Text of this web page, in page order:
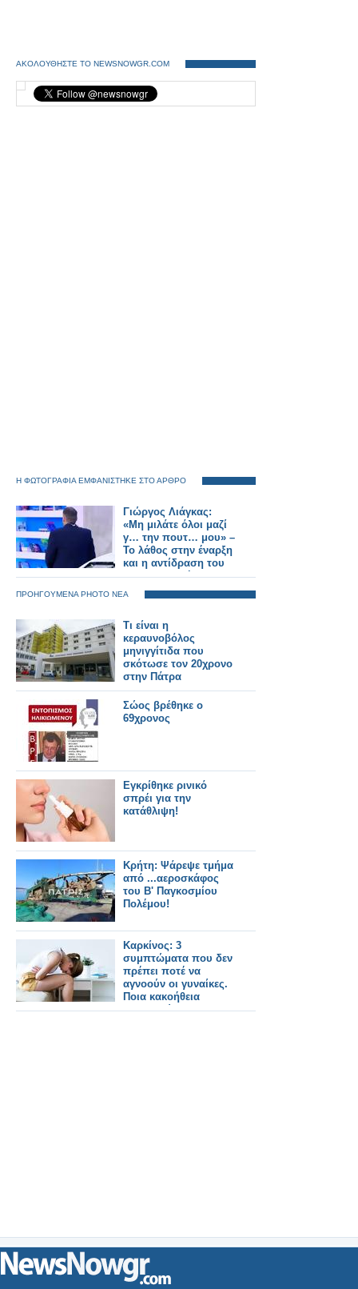
ΑΚΟΛΟΥΘΗΣΤΕ ΤΟ NEWSNOWGR.COM
Η ΦΩΤΟΓΡΑΦΙΑ ΕΜΦΑΝΙΣΤΗΚΕ ΣΤΟ ΑΡΘΡΟ
Γιώργος Λιάγκας:
«Μη μιλάτε όλοι μαζί
γ… την πουτ… μου» –
Το λάθος στην έναρξη
και η αντίδραση του
παρουσιαστή
ΠΡΟΗΓΟΥΜΕΝΑ PHOTO ΝΕΑ
Τι είναι η
κεραυνοβόλος
μηνιγγίτιδα που
σκότωσε τον 20χρονο
στην Πάτρα
Σώος βρέθηκε ο
69χρονος
Εγκρίθηκε ρινικό
σπρέι για την
κατάθλιψη!
Κρήτη: Ψάρεψε τμήμα
από ...αεροσκάφος
του Β' Παγκοσμίου
Πολέμου!
Καρκίνος: 3
συμπτώματα που δεν
πρέπει ποτέ να
αγνοούν οι γυναίκες.
Ποια κακοήθεια
μαρτυρούν